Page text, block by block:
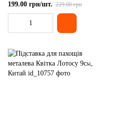
199.00 грн/шт. 229.00 грн